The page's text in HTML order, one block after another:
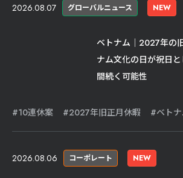
NEW
グローバルニュース
2026.08.07
ベトナム｜2027年の
ナム文化の日が祝日
間続く可能性
10連休案 2027年旧正月休暇 ベト
NEW
コーポレート
2026.08.06